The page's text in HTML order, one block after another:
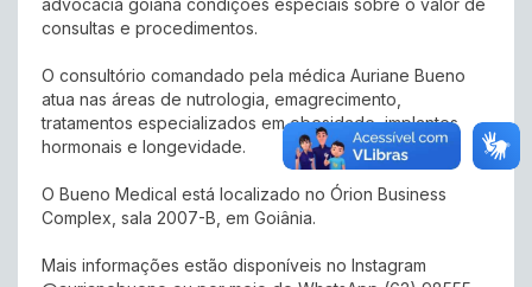
advocacia goiana condições especiais sobre o valor de
consultas e procedimentos.
O consultório comandado pela médica Auriane Bueno
atua nas áreas de nutrologia, emagrecimento,
tratamentos especializados em obesidade, implantes
hormonais e longevidade.
O Bueno Medical está localizado no Órion Business
Complex, sala 2007-B, em Goiânia.
Mais informações estão disponíveis no Instagram